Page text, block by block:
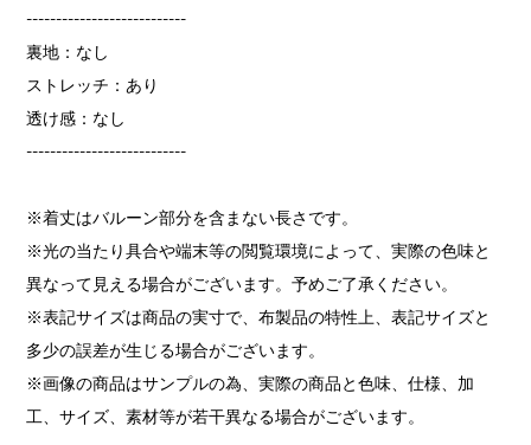
---------------------------
裏地：なし
ストレッチ：あり
透け感：なし
---------------------------
※着丈はバルーン部分を含まない長さです。
※光の当たり具合や端末等の閲覧環境によって、実際の色味と
異なって見える場合がございます。予めご了承ください。
※表記サイズは商品の実寸で、布製品の特性上、表記サイズと
多少の誤差が生じる場合がございます。
※画像の商品はサンプルの為、実際の商品と色味、仕様、加
工、サイズ、素材等が若干異なる場合がございます。